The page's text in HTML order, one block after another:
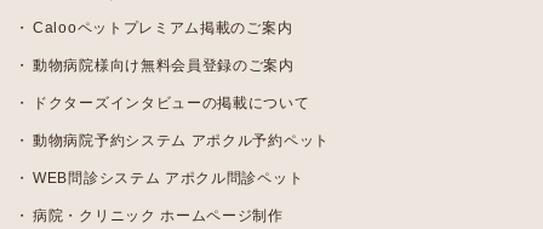
Calooペットプレミアム掲載のご案内
動物病院様向け無料会員登録のご案内
ドクターズインタビューの掲載について
動物病院予約システム アポクル予約ペット
WEB問診システム アポクル問診ペット
病院・クリニック ホームページ制作